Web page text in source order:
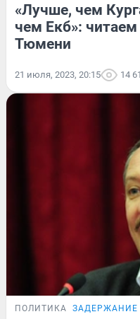
«Лучше, чем
чем Екб»:
Тюмени
21 июля, 2023, 20:15 14
ПОЛИТИКА ЗАДЕРЖАНИЕ